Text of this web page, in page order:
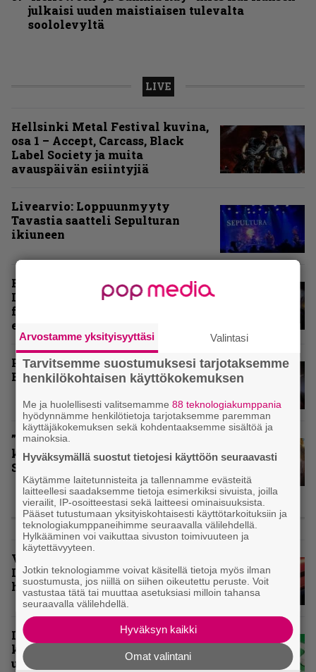
julkaisi uuden maistiaisen tulevalta
soololevyltä
LIVE
Hellsinki Metal Festival kuvina,
osa 1 – Accept, Carcass, Black
Label Society ja muita
avauspäivän esiintyjiä
Livearvio: Loppuunmyyty
Tavastia saatteli Sepulturan
ikiuneen
Rokki Raikasi Tampereella –
Infernon neljä väkevää nostoa
festarin kakkospäivän
esityksistä
Paluu vanhaan liittoon – Arch
Enemy Tavastialla
”Näillä festareilla kaikki on aina
kohdallaan” – raportti John
Smith Rock Festivalista
KOLUMNIT
Vuoden 2025 raskaimmat –
Infernon toimituskunnan
henkilökohtaiset suosikit
Inferno valikoi vuoden 2025
kovimmat levyt – tässä
ulkomaisten kärkikymmenikkö
Arvostamme yksityisyyttäsi Valintasi
Tarvitsemme suostumuksesi tarjotaksemme
henkilökohtaisen käyttökokemuksen
Me ja huolellisesti valitsemamme88 teknologiakumppania
hyödynnämme henkilötietoja tarjotaksemme paremman
käyttäjäkokemuksen sekä kohdentaaksemme sisältöä ja
mainoksia.
Hyväksymällä suostut tietojesi käyttöön seuraavasti
Käytämme laitetunnisteita ja tallennamme evästeitä
laitteellesi saadaksemme tietoja esimerkiksi sivuista, joilla
vierailit, IP-osoitteestasi sekä laitteesi ominaisuuksista.
Pääset tutustumaan yksityiskohtaisesti käyttötarkoituksiin ja
teknologiakumppaneihimme seuraavalla välilehdellä.
Hylkääminen voi vaikuttaa sivuston toimivuuteen ja
käytettävyyteen.
Jotkin teknologiamme voivat käsitellä tietoja myös ilman
suostumusta, jos niillä on siihen oikeutettu peruste. Voit
vastustaa tätä tai muuttaa asetuksiasi milloin tahansa
seuraavalla välilehdellä.
Hyväksyn kaikki
Omat valintani